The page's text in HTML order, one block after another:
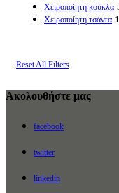
Χειροποίητη κούκλα
Χειροποίητη τσάντα
Reset All Filters
Ακολουθήστε μας
facebook
twitter
linkedin